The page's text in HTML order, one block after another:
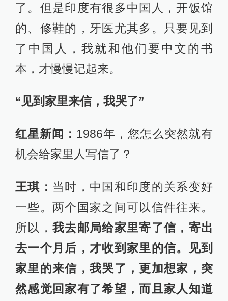
了。但是印度有很多中国人，开饭馆
的、修鞋的，牙医尤其多。只要见到
了中国人，我就和他们要中文的书
本，才慢慢记起来。
“见到家里来信，我哭了”
红星新闻： 1986年，您怎么突然就有
机会给家里人写信了？
王琪： 当时，中国和印度的关系变好
一些。两个国家之间可以信件往来。
所以， 我去邮局给家里寄了信，寄出
去一个月后，才收到家里的信。见到
家里的来信，我哭了，更加想家，突
然感觉回家有了希望，而且家人知道